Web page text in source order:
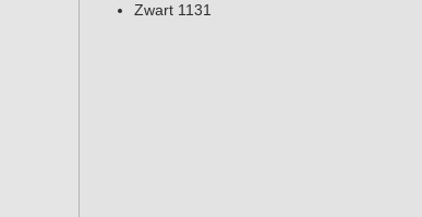
Zwart 1131